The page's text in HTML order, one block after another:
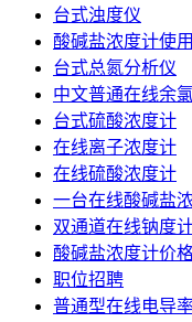
台式浊度仪
酸碱盐浓度计使
台式总氮分析仪
中文普通在线余
台式硫酸浓度计
在线离子浓度计
在线硫酸浓度计
一台在线酸碱盐
双通道在线钠度
酸碱盐浓度计价
职位招聘
普通型在线电导